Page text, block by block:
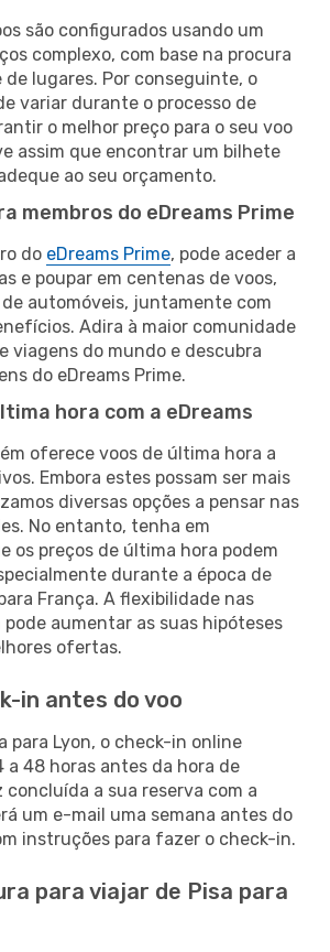
são configurados usando um
complexo, com base na procura
de lugares. Por conseguinte, o
variar durante o processo de
o melhor preço para o seu voo
assim que encontrar um bilhete
ao seu orçamento.
membros do eDreams Prime
do eDreams Prime, pode aceder a
e poupar em centenas de voos,
automóveis, juntamente com
Adira à maior comunidade
viagens do mundo e descubra
do eDreams Prime.
hora com a eDreams
oferece voos de última hora a
Embora estes possam ser mais
diversas opções a pensar nas
No entanto, tenha em
os preços de última hora podem
durante a época de
França. A flexibilidade nas
aumentar as suas hipóteses
ofertas.
in antes do voo
para Lyon, o check-in online
a 48 horas antes da hora de
concluída a sua reserva com a
um e-mail uma semana antes do
instruções para fazer o check-in.
para viajar de Pisa para